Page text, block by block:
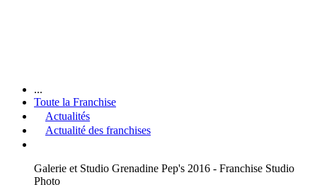
...
Toute la Franchise
Actualités
Actualité des franchises
Galerie et Studio Grenadine Pep's 2016 - Franchise Studio
Photo